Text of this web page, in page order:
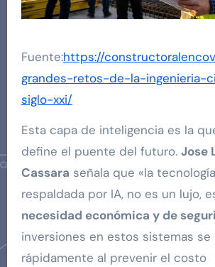
Fuente:https://
grandes-retos-de-la-ingenieria-
siglo-xxi/
Esta capa de inteligencia es la
define el puente del futuro. Jose
Cassara señala que «la
respaldada por IA, no es un lujo,
necesidad económica y de
inversiones en estos sistemas se
rápidamente al prevenir el costo